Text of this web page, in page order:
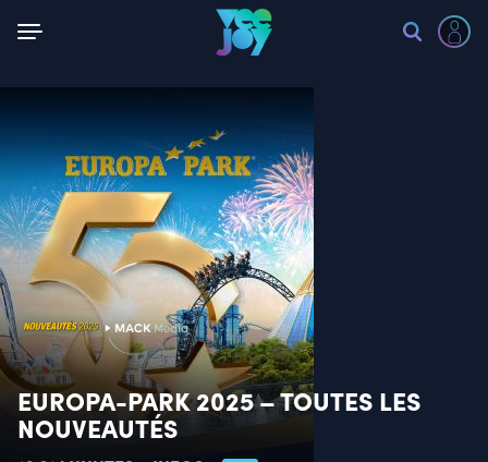
EUROPA-PARK 2025 – TOUTES LES
NOUVEAUTÉS